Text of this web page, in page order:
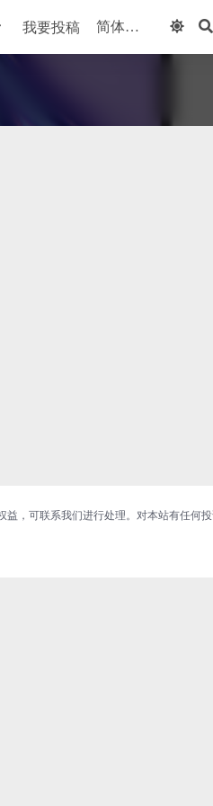
我要投稿
，可联系我们进行处理。对本站有任何